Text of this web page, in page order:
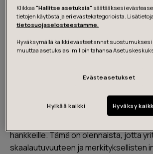
ANNE JALKALA
Lopuksi Jalkala muistuttaa, että
tarkoittaa, että yrityksen tulee olla
projekteja, jotka eivät johda toivottuun
hankkeille. Tämä on olennaista, jotta
skaalautuvuuteen ja merkityksellisten
Klikkaa"Hallitse asetuksia" säätääksesi
tietojen käytöstä ja eri evästekategorioista.
tietosuojaselosteestamme.
Hyväksymällä kaikki evästeet annat suostumuksesi
muuttaa asetuksiasi milloin tahansa
Evästeasetukset
Hylkää kaikki Hyväksy